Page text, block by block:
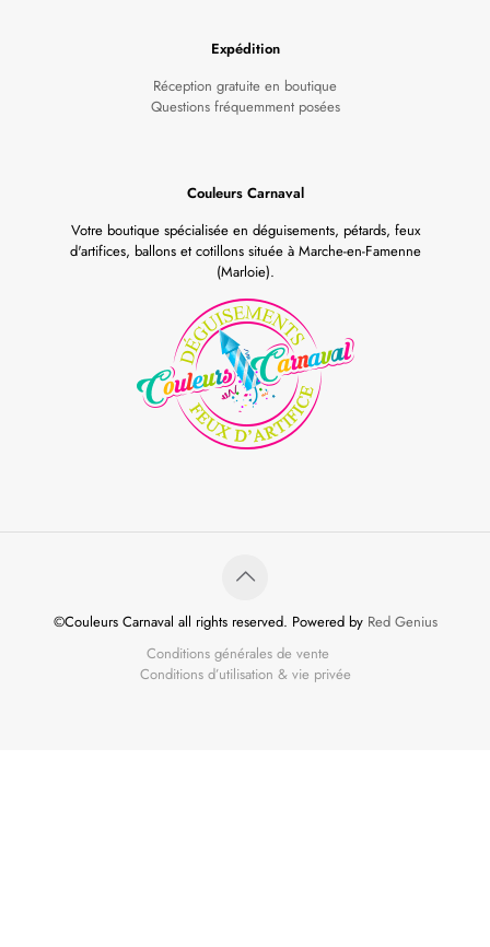
Expédition
Réception gratuite en boutique
Questions fréquemment posées
Couleurs Carnaval
Votre boutique spécialisée en déguisements, pétards, feux
d'artifices, ballons et cotillons située à Marche-en-Famenne
(Marloie).
©Couleurs Carnaval all rights reserved. Powered by Red Genius
Conditions générales de vente
Conditions d’utilisation & vie privée